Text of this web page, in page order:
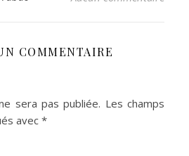
COMMENTAIRE
sera pas publiée. Les champs
avec *